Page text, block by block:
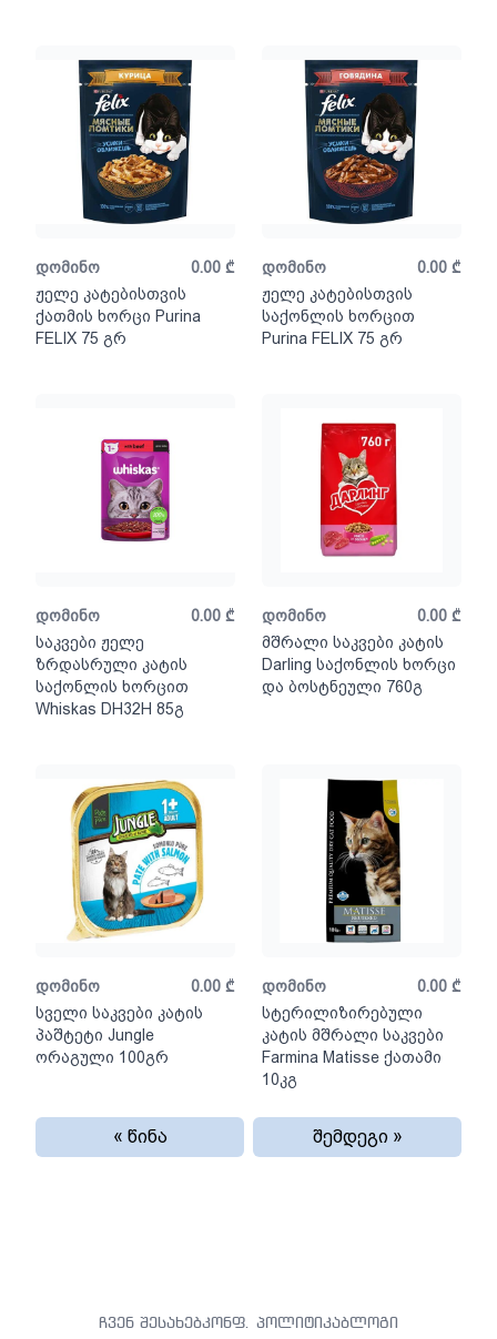
დომინო 0.00 ₾
ჟელე კატებისთვის
ქათმის ხორცი Purina
FELIX 75 გრ
დომინო 0.00 ₾
ჟელე კატებისთვის
საქონლის ხორცით
Purina FELIX 75 გრ
დომინო 0.00 ₾
საკვები ჟელე
ზრდასრული კატის
საქონლის ხორცით
Whiskas DH32H 85გ
დომინო 0.00 ₾
მშრალი საკვები კატის
Darling საქონლის ხორცი
და ბოსტნეული 760გ
დომინო 0.00 ₾
სველი საკვები კატის
პაშტეტი Jungle
ორაგული 100გრ
დომინო 0.00 ₾
სტერილიზირებული
კატის მშრალი საკვები
Farmina Matisse ქათამი
10კგ
« წინა შემდეგი »
ჩვენ შესახებკონფ. პოლიტიკაბლოგი